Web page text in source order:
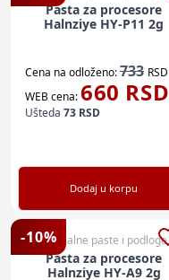
Pasta za procesore
Halnziye HY-P11 2g
Cena na odloženo:733 RSD
WEB cena:660 RSD
Ušteda 73 RSD
Dodaj u korpu
-10%
Termalne paste i podloge
Pasta za procesore
Halnziye HY-A9 2g